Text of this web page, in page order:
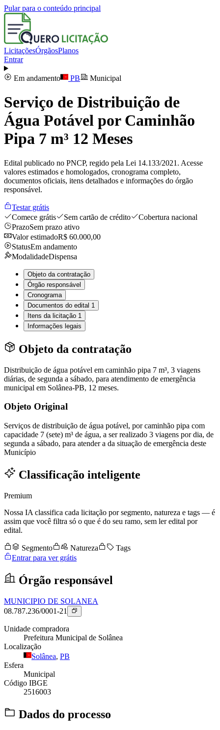
Pular para o conteúdo principal
LicitaçõesÓrgãosPlanos
Entrar
Em andamento PB Municipal
Serviço de Distribuição de
Água Potável por Caminhão
Pipa 7 m³ 12 Meses
Edital publicado no PNCP, regido pela Lei 14.133/2021. Acesse
valores estimados e homologados, cronograma completo,
documentos oficiais, itens detalhados e informações do órgão
responsável.
Testar grátis
Comece grátis
Sem cartão de crédito
Cobertura nacional
PrazoSem prazo ativo
Valor estimadoR$ 60.000,00
StatusEm andamento
ModalidadeDispensa
Objeto da contratação
Órgão responsável
Cronograma
Documentos do edital 1
Itens da licitação 1
Informações legais
Objeto da contratação
Distribuição de água potável em caminhão pipa 7 m³, 3 viagens
diárias, de segunda a sábado, para atendimento de emergência
municipal em Solânea-PB, 12 meses.
Objeto Original
Serviços de distribuição de água potável, por caminhão pipa com
capacidade 7 (sete) m³ de água, a ser realizado 3 viagens por dia, de
segunda a sábado, para atender a da situação de emergência deste
Município
Classificação inteligente
Premium
Nossa IA classifica cada licitação por segmento, natureza e tags — é
assim que você filtra só o que é do seu ramo, sem ler edital por
edital.
Segmento Natureza
Tags
Entrar para ver grátis
Órgão responsável
MUNICIPIO DE SOLANEA
08.787.236/0001-21
Unidade compradora
Prefeitura Municipal de Solânea
Localização
Solânea, PB
Esfera
Municipal
Código IBGE
2516003
Dados do processo